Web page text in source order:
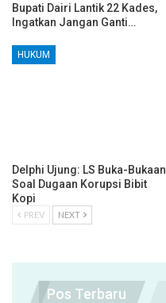
Bupati Dairi Lantik 22 Kades,
Ingatkan Jangan Ganti…
HUKUM
Delphi Ujung: LS Buka-Bukaan
Soal Dugaan Korupsi Bibit
Kopi
PREV NEXT
Pos Terbaru